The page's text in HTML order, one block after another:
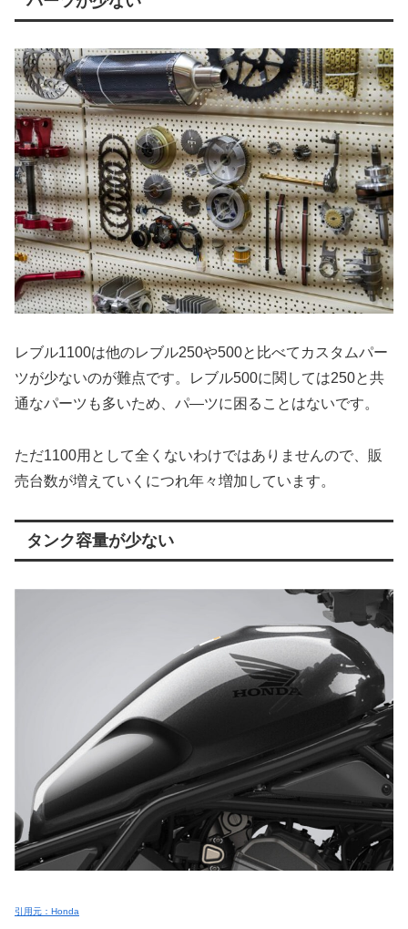
レブル1100は他のレブル250や500と比べてカスタムパー
ツが少ないのが難点です。レブル500に関しては250と共
通なパーツも多いため、パ―ツに困ることはないです。
ただ1100用として全くないわけではありませんので、販
売台数が増えていくにつれ年々増加しています。
タンク容量が少ない
引用元：Honda